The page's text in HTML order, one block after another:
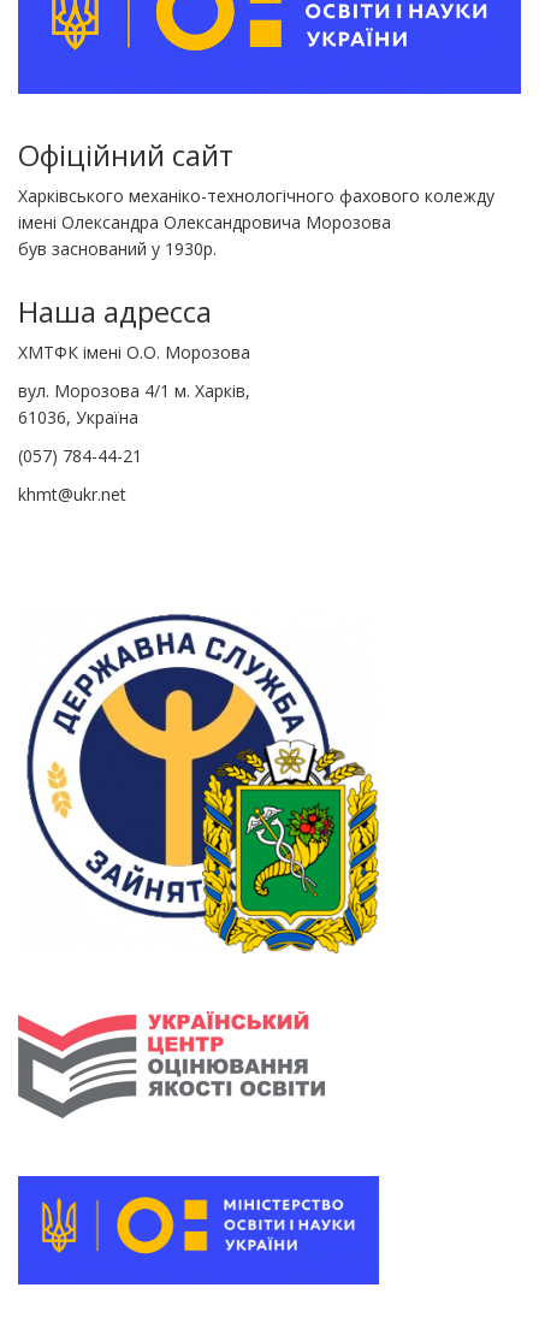
Офіційний сайт
Харківського механіко-технологічного фахового колежду
імені Олександра Олександровича Морозова
був заснований у 1930р.
Наша адресса
ХМТФК імені О.О. Морозова
вул. Морозова 4/1 м. Харків,
61036, Україна
(057) 784-44-21
khmt@ukr.net